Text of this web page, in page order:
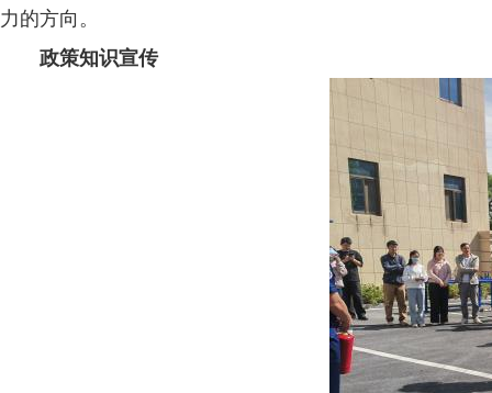
力的方向。
政策知识宣传